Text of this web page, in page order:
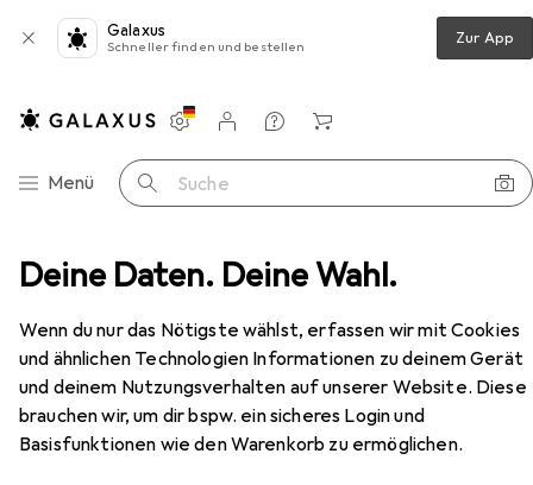
Deine Daten. Deine Wahl.
Wenn du nur das Nötigste wählst, erfassen wir mit Cookies
und ähnlichen Technologien Informationen zu deinem Gerät
und deinem Nutzungsverhalten auf unserer Website. Diese
brauchen wir, um dir bspw. ein sicheres Login und
Basisfunktionen wie den Warenkorb zu ermöglichen.
Galaxus
Schneller finden und bestellen Zur App
Navigation nach Kategorien
Menü Suche
Einstellungen
Kundenkonto
Vergleichslisten
Merklisten
Warenkorb
Sonnenbrille Urban Classics 112 Sunglasses UC
Urban Classics 112 Sunglasses UC